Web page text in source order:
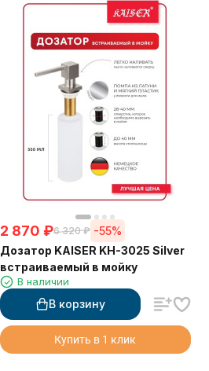
2 870 ₽6 320 ₽ -55%
Дозатор KAISER KH-3025 Silver
встраиваемый в мойку
В наличии
В корзину
Купить в 1 клик